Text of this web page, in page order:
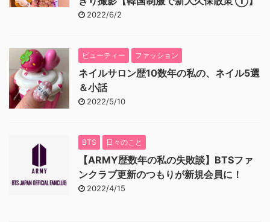
2022/6/2
ビューティー ファッション
ネイルサロン歴10数年の私の、ネイル5選
＆小話
2022/5/10
BTS 日々のこと
【ARMY歴数年の私の失敗談】BTSファ
ンクラブ更新のつもりが新規会員に！
2022/4/15